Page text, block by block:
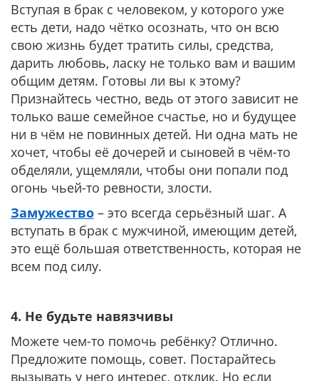
Вступая в брак с человеком, у которого уже
есть дети, надо чётко осознать, что он всю
свою жизнь будет тратить силы, средства,
дарить любовь, ласку не только вам и вашим
общим детям. Готовы ли вы к этому?
Признайтесь честно, ведь от этого зависит не
только ваше семейное счастье, но и будущее
ни в чём не повинных детей. Ни одна мать не
хочет, чтобы её дочерей и сыновей в чём-то
обделяли, ущемляли, чтобы они попали под
огонь чьей-то ревности, злости.
Замужество – это всегда серьёзный шаг. А
вступать в брак с мужчиной, имеющим детей,
это ещё большая ответственность, которая не
всем под силу.
4. Не будьте навязчивы
Можете чем-то помочь ребёнку? Отлично.
Предложите помощь, совет. Постарайтесь
вызывать у него интерес, отклик. Но если